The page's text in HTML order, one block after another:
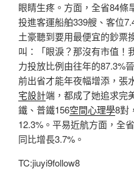
眼睛生疼。方面，全省84條
投進客運船舶339艘、客位
土豪聽到要用最便宜的鈔票
叫：「眼淚？那沒有市值！
力投放比例由往年的87.3%
前出省才能年夜幅增添，張
宅設計端，都成了她追求完
鐵、普鐵156空間心理學8對
12.3%。平易近航方面，全
同比增長3.7%。
TC:jiuyi9follow8